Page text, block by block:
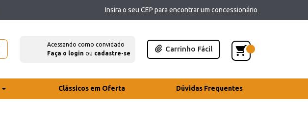
Insira o seu CEP para encontrar um concessionário
Acessando como convidado
Faça o login ou cadastre-se
Carrinho Fácil
Clássicos em Oferta Dúvidas Frequentes